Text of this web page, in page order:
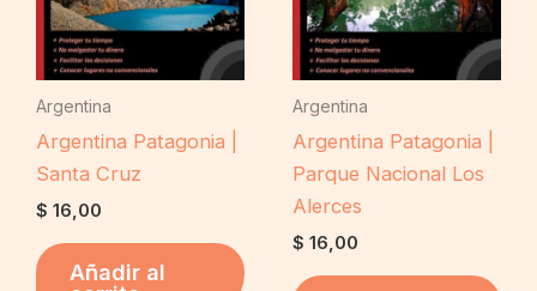
Argentina
Argentina Patagonia |
Santa Cruz
$ 16,00
Añadir al
Argentina
Argentina Patagonia |
Parque Nacional Los
Alerces
$ 16,00